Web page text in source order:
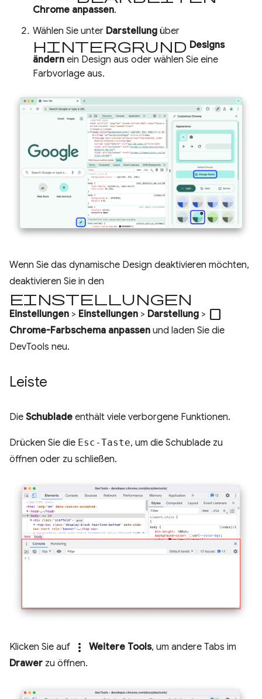
Chrome anpassen.
Wählen Sie unter Darstellung über
Hintergrund Designs
ändern ein Design aus oder wählen Sie eine
Farbvorlage aus.
Wenn Sie das dynamische Design deaktivieren möchten,
deaktivieren Sie in den
Einstellungen
Einstellungen > Einstellungen > Darstellung > check_box_outline_blank
Chrome-Farbschema anpassen und laden Sie die
DevTools neu.
Leiste
Die Schublade enthält viele verborgene Funktionen.
Drücken Sie die Esc-Taste, um die Schublade zu
öffnen oder zu schließen.
Klicken Sie auf more_vert Weitere Tools, um andere Tabs im
Drawer zu öffnen.